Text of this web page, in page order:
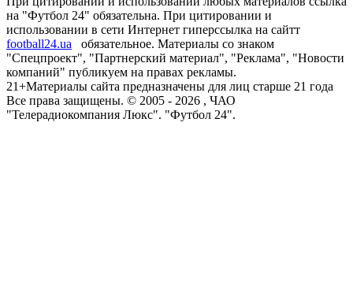
на "Футбол 24" обязательна. При цитировании и
использовании в сети Интернет гиперссылка на сайтт
football24.ua
обязательное. Материалы со знаком
"Спецпроект", "Партнерский материал", "Реклама", "Новости
компаний" публикуем на правах рекламы.
21+Материалы сайта предназначены для лиц старше 21 года
Все права защищены. © 2005 - 2026 , ЧАО
"Телерадиокомпания Люкс". "Футбол 24".